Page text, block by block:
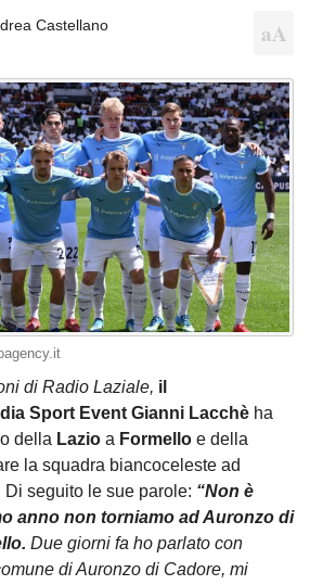
Castellano
di Radio Laziale, il
Sport Event Gianni Lacchè ha
della Lazio a Formello e della
la squadra biancoceleste ad
Di seguito le sue parole: “Non è
anno non torniamo ad Auronzo di
Due giorni fa ho parlato con
di Auronzo di Cadore, mi